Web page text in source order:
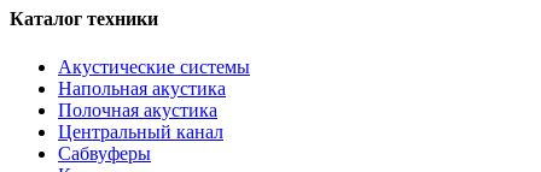
Каталог техники
Акустические системы
Напольная акустика
Полочная акустика
Центральный канал
Сабвуферы